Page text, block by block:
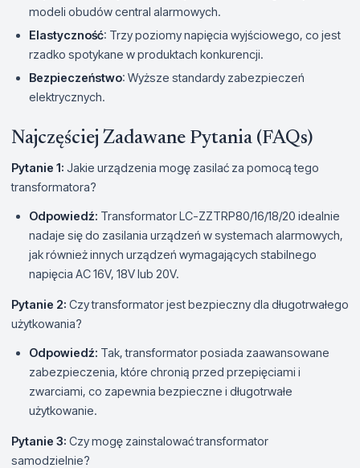
modeli obudów central alarmowych.
Elastyczność: Trzy poziomy napięcia wyjściowego, co jest
rzadko spotykane w produktach konkurencji.
Bezpieczeństwo: Wyższe standardy zabezpieczeń
elektrycznych.
Najczęściej Zadawane Pytania (FAQs)
Pytanie 1: Jakie urządzenia mogę zasilać za pomocą tego
transformatora?
Odpowiedź: Transformator LC-ZZTRP80/16/18/20 idealnie
nadaje się do zasilania urządzeń w systemach alarmowych,
jak również innych urządzeń wymagających stabilnego
napięcia AC 16V, 18V lub 20V.
Pytanie 2: Czy transformator jest bezpieczny dla długotrwałego
użytkowania?
Odpowiedź: Tak, transformator posiada zaawansowane
zabezpieczenia, które chronią przed przepięciami i
zwarciami, co zapewnia bezpieczne i długotrwałe
użytkowanie.
Pytanie 3: Czy mogę zainstalować transformator
samodzielnie?